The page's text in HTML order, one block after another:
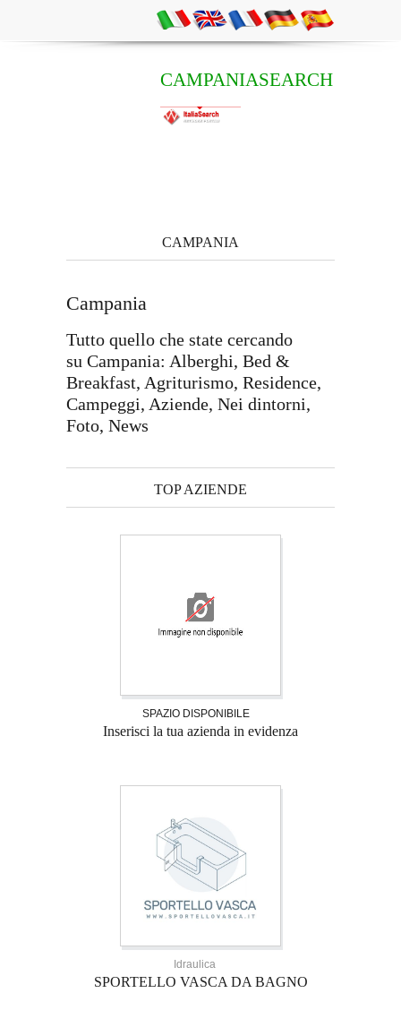
CAMPANIASEARCH
CAMPANIA
Campania
Tutto quello che state cercando
su Campania: Alberghi, Bed &
Breakfast, Agriturismo, Residence,
Campeggi, Aziende, Nei dintorni,
Foto, News
TOP AZIENDE
SPAZIO DISPONIBILE
Inserisci la tua azienda in evidenza
Idraulica
SPORTELLO VASCA DA BAGNO